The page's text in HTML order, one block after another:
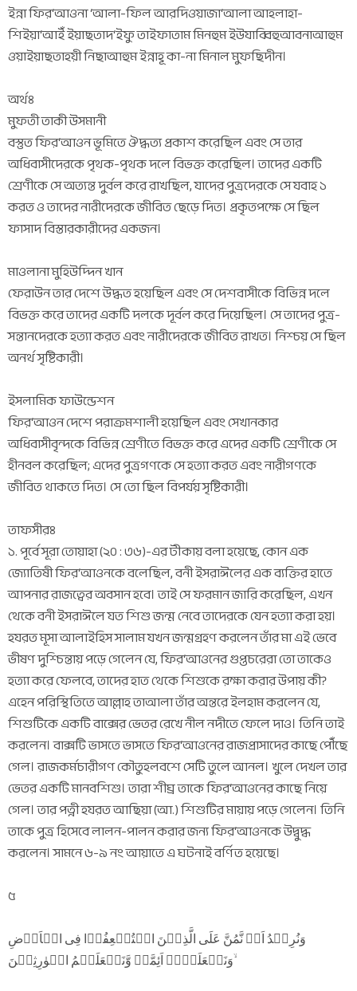
ইন্না ফির‘আওনা ‘আলা-ফিল আরদিওয়াজা‘আলা আহলাহা-
শিইয়া‘আইঁ ইয়াছতাদ‘ইফু তাইফাতাম মিনহুম ইউযাব্বিহুআবনাআহুম
ওয়াইয়াছতাহয়ী নিছাআহুম ইন্নাহূ কা-না মিনাল মুফছিদীন।
অর্থঃ
মুফতী তাকী উসমানী
বস্তুত ফির‘আওন ভূমিতে ঔদ্ধত্য প্রকাশ করেছিল এবং সে তার
অধিবাসীদেরকে পৃথক-পৃথক দলে বিভক্ত করেছিল। তাদের একটি
শ্রেণীকে সে অত্যন্ত দুর্বল করে রাখছিল, যাদের পুত্রদেরকে সে যবাহ ১
করত ও তাদের নারীদেরকে জীবিত ছেড়ে দিত। প্রকৃতপক্ষে সে ছিল
ফাসাদ বিস্তারকারীদের একজন।
মাওলানা মুহিউদ্দিন খান
ফেরাউন তার দেশে উদ্ধত হয়েছিল এবং সে দেশবাসীকে বিভিন্ন দলে
বিভক্ত করে তাদের একটি দলকে দূর্বল করে দিয়েছিল। সে তাদের পুত্র-
সন্তানদেরকে হত্যা করত এবং নারীদেরকে জীবিত রাখত। নিশ্চয় সে ছিল
অনর্থ সৃষ্টিকারী।
ইসলামিক ফাউন্ডেশন
ফির‘আওন দেশে পরাক্রমশালী হয়েছিল এবং সেখানকার
অধিবাসীবৃন্দকে বিভিন্ন শ্রেণীতে বিভক্ত করে এদের একটি শ্রেণীকে সে
হীনবল করেছিল; এদের পুত্রগণকে সে হত্যা করত এবং নারীগণকে
জীবিত থাকতে দিত। সে তো ছিল বিপর্যয় সৃষ্টিকারী।
তাফসীরঃ
১. পূর্বে সূরা তোয়াহা (২০ : ৩৬)-এর টীকায় বলা হয়েছে, কোন এক
জ্যোতিষী ফির‘আওনকে বলেছিল, বনী ইসরাঈলের এক ব্যক্তির হাতে
আপনার রাজত্বের অবসান হবে। তাই সে ফরমান জারি করেছিল, এখন
থেকে বনী ইসরাঈলে যত শিশু জন্ম নেবে তাদেরকে যেন হত্যা করা হয়।
হযরত মূসা আলাইহিস সালাম যখন জন্মগ্রহণ করলেন তাঁর মা এই ভেবে
ভীষণ দুশ্চিন্তায় পড়ে গেলেন যে, ফির‘আওনের গুপ্তচরেরা তো তাকেও
হত্যা করে ফেলবে, তাদের হাত থেকে শিশুকে রক্ষা করার উপায় কী?
এহেন পরিস্থিতিতে আল্লাহ তাআলা তাঁর অন্তরে ইলহাম করলেন যে,
শিশুটিকে একটি বাক্সের ভেতর রেখে নীল নদীতে ফেলে দাও। তিনি তাই
করলেন। বাক্সটি ভাসতে ভাসতে ফির‘আওনের রাজপ্রাসাদের কাছে পৌঁছে
গেল। রাজকর্মচারীগণ কৌতুহলবশে সেটি তুলে আনল। খুলে দেখল তার
ভেতর একটি মানবশিশু। তারা শীঘ্র তাকে ফির‘আওনের কাছে নিয়ে
গেল। তার পত্নী হযরত আছিয়া (আ.) শিশুটির মায়ায় পড়ে গেলেন। তিনি
তাকে পুত্র হিসেবে লালন-পালন করার জন্য ফির‘আওনকে উদ্বুদ্ধ
করলেন। সামনে ৬-৯ নং আয়াতে এ ঘটনাই বর্ণিত হয়েছে।
৫
وَنُرِیۡدُ اَنۡ نَّمُنَّ عَلَی الَّذِیۡنَ اسۡتُضۡعِفُوۡا فِی الۡاَرۡضِ
وَنَجۡعَلَہُمۡ اَئِمَّۃً وَّنَجۡعَلَہُمُ الۡوٰرِثِیۡنَ ۙ